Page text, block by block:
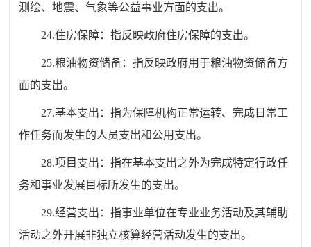
测绘、地震、气象等公益事业方面的支出。
24.住房保障：指反映政府住房保障的支出。
25.粮油物资储备：指反映政府用于粮油物资储备方
面的支出。
27.基本支出：指为保障机构正常运转、完成日常工
作任务而发生的人员支出和公用支出。
28.项目支出：指在基本支出之外为完成特定行政任
务和事业发展目标所发生的支出。
29.经营支出：指事业单位在专业业务活动及其辅助
活动之外开展非独立核算经营活动发生的支出。